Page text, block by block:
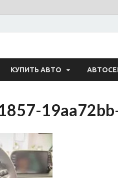
— Авто
КУПИТЬ АВТО